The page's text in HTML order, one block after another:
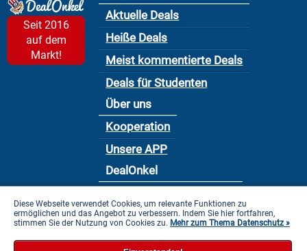
Seit 2016
auf dem
Markt!
Aktuelle Deals
Heiße Deals
Meist kommentierte Deals
Deals für Studenten
Über uns
Kooperation
Unsere APP
DealOnkel
Datenschutzbestimmung
Impressum
Diese Webseite verwendet Cookies, um relevante Funktionen zu
ermöglichen und das Angebot zu verbessern. Indem Sie hier fortfahren,
stimmen Sie der Nutzung von Cookies zu. Mehr zum Thema Datenschutz »